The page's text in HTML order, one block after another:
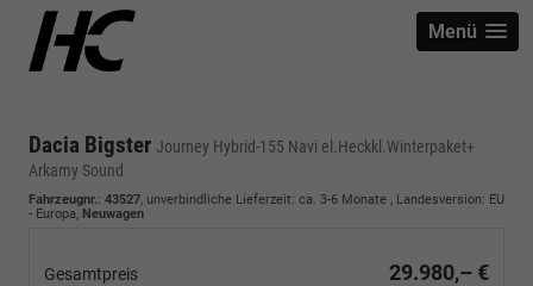
Menü
Dacia Bigster Journey Hybrid-155 Navi el.Heckkl.Winterpaket+
Arkamy Sound
Fahrzeugnr.: 43527, unverbindliche Lieferzeit: ca. 3-6 Monate , Landesversion: EU
- Europa, Neuwagen
Gesamtpreis 29.980,– €